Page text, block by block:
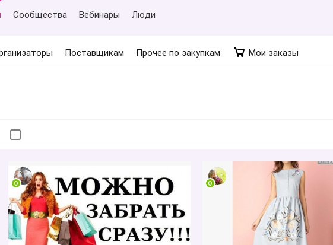
Сообщества Вебинары Люди
Поставщикам Прочее по закупкам Мои заказы